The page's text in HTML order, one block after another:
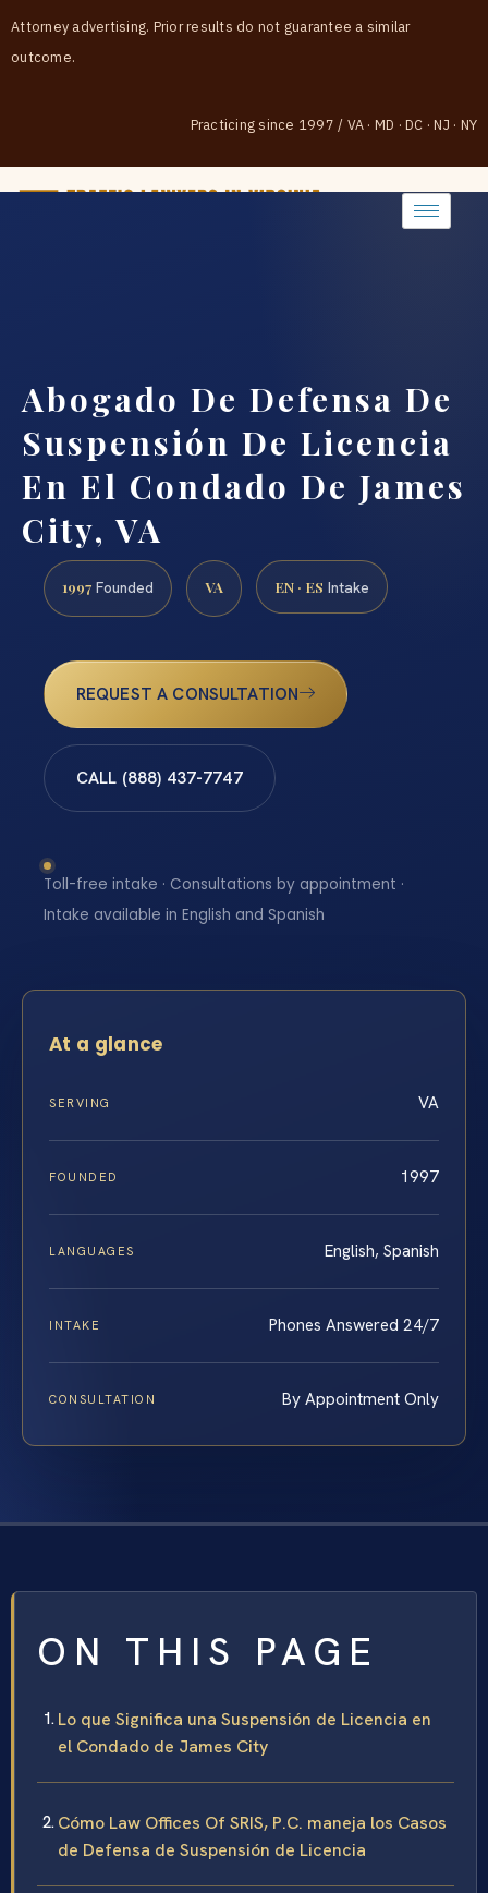
Attorney advertising. Prior results do not guarantee a similar
outcome.
Practicing since 1997 / VA · MD · DC · NJ · NY
Abogado De Defensa De
Suspensión De Licencia
En El Condado De James
City, VA
1997 Founded VA EN · ES Intake
REQUEST A CONSULTATION
CALL (888) 437-7747
Toll-free intake · Consultations by appointment ·
Intake available in English and Spanish
At a glance
SERVING VA
FOUNDED 1997
LANGUAGES English, Spanish
INTAKE Phones Answered 24/7
CONSULTATION By Appointment Only
ON THIS PAGE
Lo que Significa una Suspensión de Licencia en
el Condado de James City
Cómo Law Offices Of SRIS, P.C. maneja los Casos
de Defensa de Suspensión de Licencia